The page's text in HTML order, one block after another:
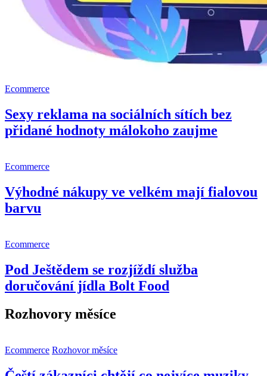
Ecommerce
Sexy reklama na sociálních sítích bez
přidané hodnoty málokoho zaujme
Ecommerce
Výhodné nákupy ve velkém mají fialovou
barvu
Ecommerce
Pod Ještědem se rozjíždí služba
doručování jídla Bolt Food
Rozhovory měsíce
Ecommerce Rozhovor měsíce